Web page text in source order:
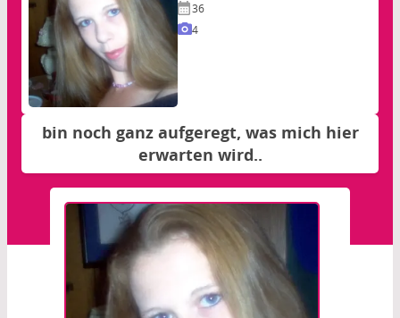
36
4
bin noch ganz aufgeregt, was mich hier
erwarten wird..